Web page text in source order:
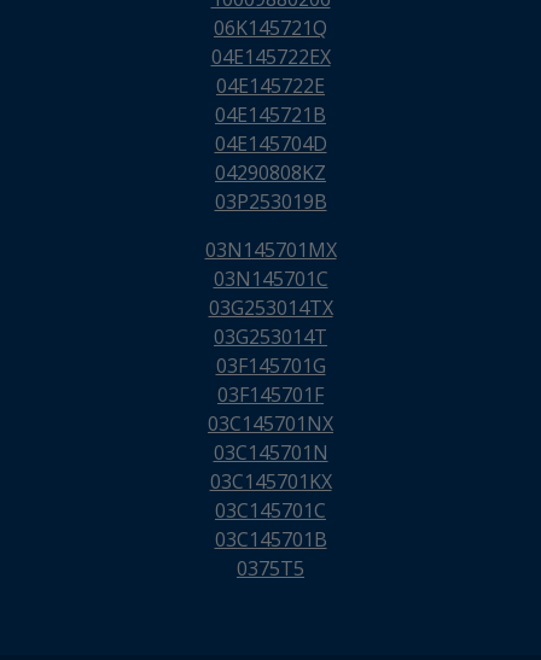
06K145721Q
04E145722EX
04E145722E
04E145721B
04E145704D
04290808KZ
03P253019B
03N145701MX
03N145701C
03G253014TX
03G253014T
03F145701G
03F145701F
03C145701NX
03C145701N
03C145701KX
03C145701C
03C145701B
0375T5